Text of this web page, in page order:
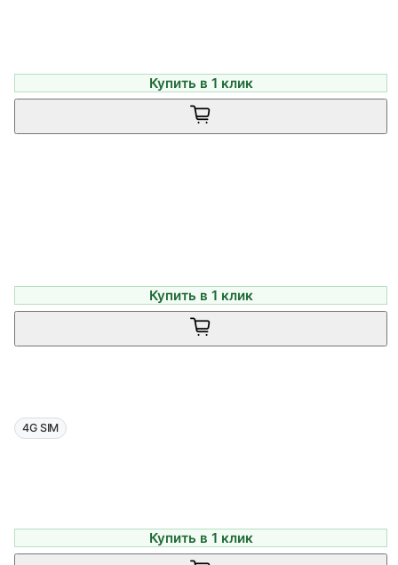
Купить в 1 клик
Купить в 1 клик
4G SIM
Купить в 1 клик